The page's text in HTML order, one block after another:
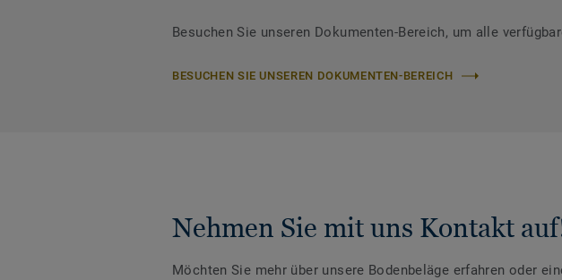
Besuchen Sie unseren Dokumenten-Bereich, um alle
BESUCHEN SIE UNSEREN DOKUMENTEN-BEREICH
Nehmen Sie mit uns Kontakt
Möchten Sie mehr über unsere Bodenbeläge erfahren oder